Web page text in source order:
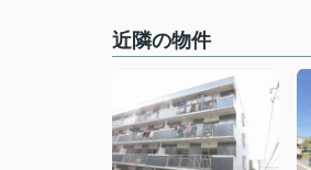
近隣の物件